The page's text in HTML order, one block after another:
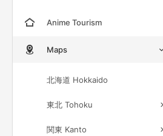
Anime Tourism
Maps
北海道 Hokkaido
東北 Tohoku
関東 Kanto